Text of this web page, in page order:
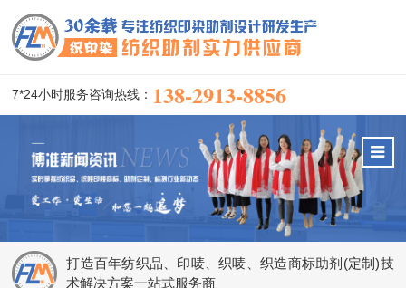
7*24小时服务咨询热线： 138-2913-8856
打造百年纺织品、印唛、织唛、织造商标助剂(定制)技
术解决方案一站式服务商